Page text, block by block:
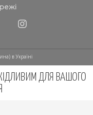
в Україні
ДЛЯ ВАШОГО